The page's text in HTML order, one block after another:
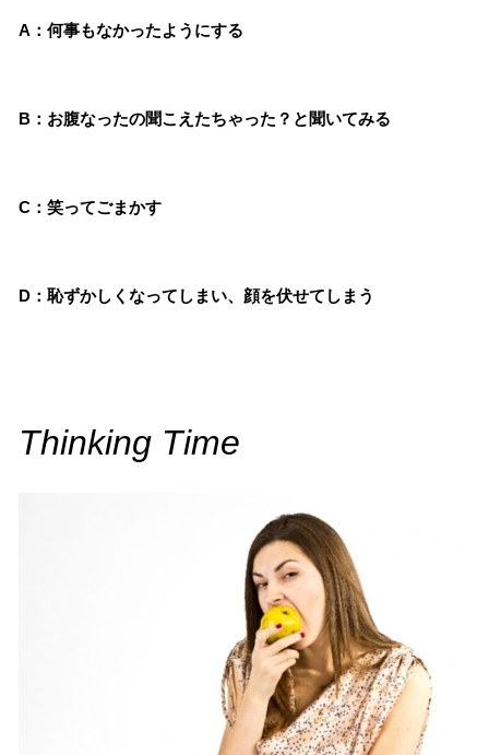
A：何事もなかったようにする
B：お腹なったの聞こえたちゃった？と聞いてみる
C：笑ってごまかす
D：恥ずかしくなってしまい、顔を伏せてしまう
Thinking Time